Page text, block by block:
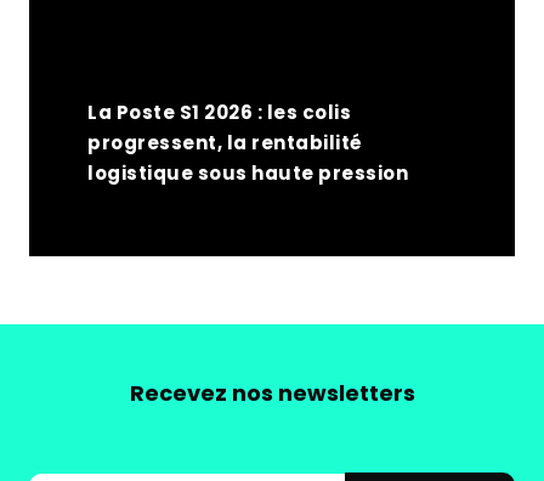
La Poste S1 2026 : les colis
progressent, la rentabilité
logistique sous haute pression
Recevez nos newsletters